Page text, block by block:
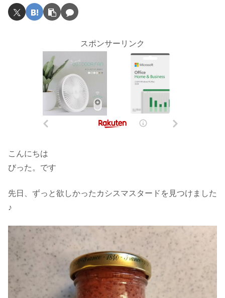
スポンサーリンク
こんにちは
びった。です
先日、ずっと欲しかったカシスマスタードを見つけました
♪